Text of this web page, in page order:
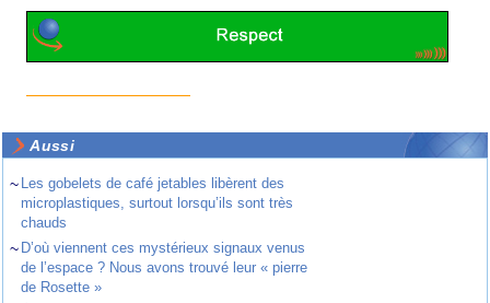
Aussi
~ Les gobelets de café jetables libèrent des
microplastiques, surtout lorsqu’ils sont très
chauds
~ D’où viennent ces mystérieux signaux venus
de l’espace ? Nous avons trouvé leur « pierre
de Rosette »